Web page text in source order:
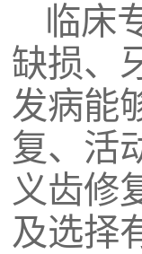
临床
缺损、
发病能
复、活
义齿修
及选择